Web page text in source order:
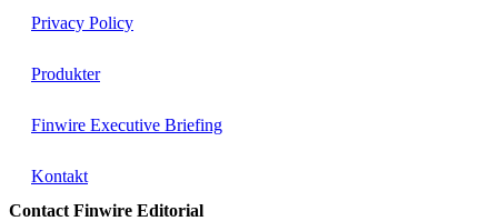
Privacy Policy
Produkter
Finwire Executive Briefing
Kontakt
Contact Finwire Editorial